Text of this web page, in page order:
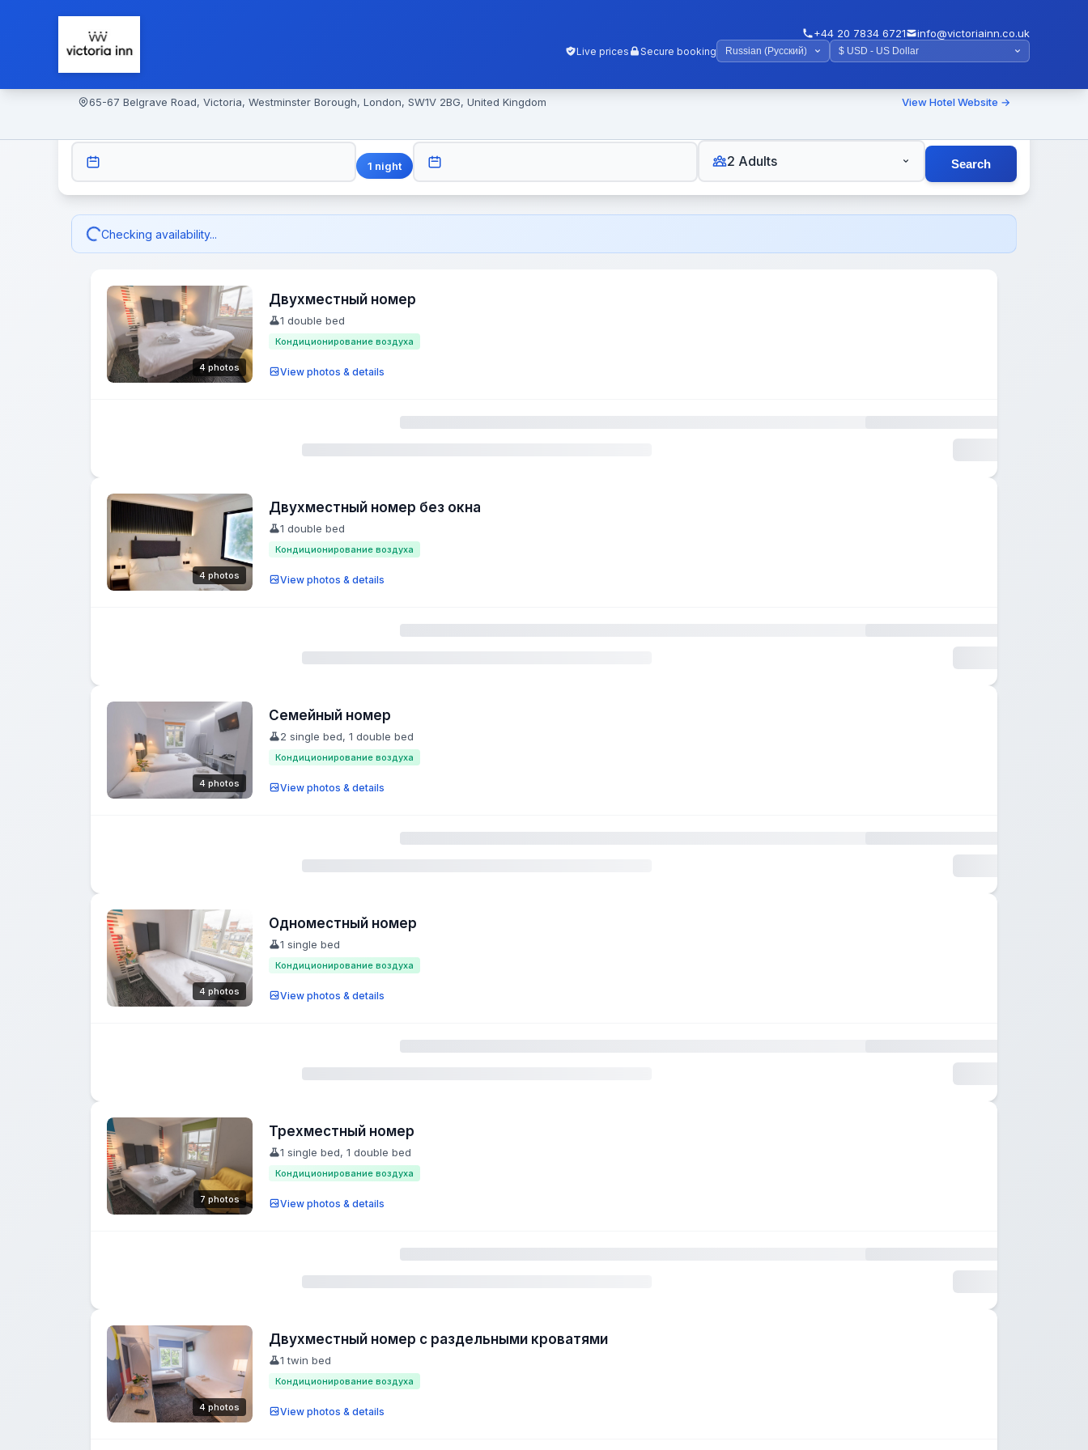
+44 20 7834 6721 info@victoriainn.co.uk
Live prices Secure booking
65-67 Belgrave Road, Victoria, Westminster Borough, London, SW1V 2BG, United Kingdom View Hotel Website →
1 night 2 Adults Search
Checking availability...
4 photos
Двухместный номер
1 double bed
Кондиционирование воздуха
View photos & details
4 photos
Двухместный номер без окна
1 double bed
Кондиционирование воздуха
View photos & details
4 photos
Семейный номер
2 single bed, 1 double bed
Кондиционирование воздуха
View photos & details
4 photos
Одноместный номер
1 single bed
Кондиционирование воздуха
View photos & details
7 photos
Трехместный номер
1 single bed, 1 double bed
Кондиционирование воздуха
View photos & details
4 photos
Двухместный номер с раздельными кроватями
1 twin bed
Кондиционирование воздуха
View photos & details